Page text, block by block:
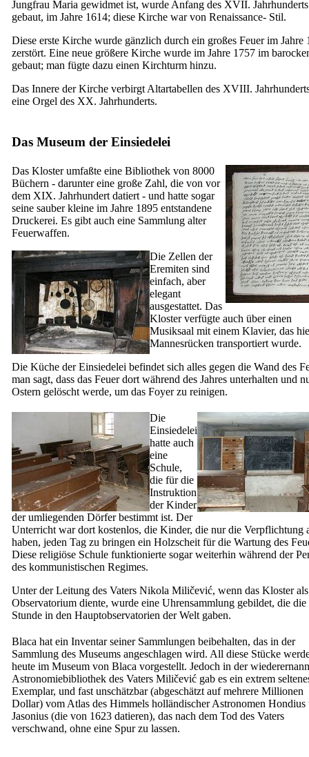
Jungfrau Maria gewidmet ist, wurde Anfang des XVII. Jahrhunderts
gebaut, im Jahre 1614; diese Kirche war von Renaissance- Stil.
Diese erste Kirche wurde gänzlich durch ein großes Feuer im Jahre
zerstört. Eine neue größere Kirche wurde im Jahre 1757 im
gebaut; man fügte dazu einen Kirchturm hinzu.
Das Innere der Kirche verbirgt Altartabellen des XVIII.
eine Orgel des XX. Jahrhunderts.
Das Museum der Einsiedelei
Das Kloster umfaßte eine Bibliothek von 8000
Büchern - darunter eine große Zahl, die von vor
dem XIX. Jahrhundert datiert - und hatte sogar
seine sauber kleine im Jahre 1895 entstandene
Druckerei. Es gibt auch eine Sammlung alter
Feuerwaffen.
Die Zellen der
Eremiten sind
einfach, aber
elegant
ausgestattet. Das
Kloster verfügte auch über einen
Musiksaal mit einem Klavier, das
Mannesrücken transportiert wurde.
Die Küche der Einsiedelei befindet sich alles gegen die Wand des
man sagt, dass das Feuer dort während des Jahres unterhalten und
Ostern gelöscht werde, um das Foyer zu reinigen.
Die
Einsiedelei
hatte auch
eine
Schule,
die für die
Instruktion
der Kinder
der umliegenden Dörfer bestimmt ist. Der
Unterricht war dort kostenlos, die Kinder, die nur die Verpflichtung
haben, jeden Tag zu bringen ein Holzscheit für die Wartung des
Diese religiöse Schule funktionierte sogar weiterhin während der
des kommunistischen Regimes.
Unter der Leitung des Vaters Nikola Miličević, wenn das Kloster als
Observatorium diente, wurde eine Uhrensammlung gebildet, die die
Stunde in den Hauptobservatorien der Welt gaben.
Blaca hat ein Inventar seiner Sammlungen beibehalten, das in der
Sammlung des Museums angeschlagen wird. All diese Stücke
heute im Museum von Blaca vorgestellt. Jedoch in der
Astronomiebibliothek des Vaters Miličević gab es ein extrem
Exemplar, und fast unschätzbar (abgeschätzt auf mehrere Millionen
Dollar) vom Atlas des Himmels holländischer Astronomen Hondius
Jasonius (die von 1623 datieren), das nach dem Tod des Vaters
verschwand, ohne eine Spur zu lassen.